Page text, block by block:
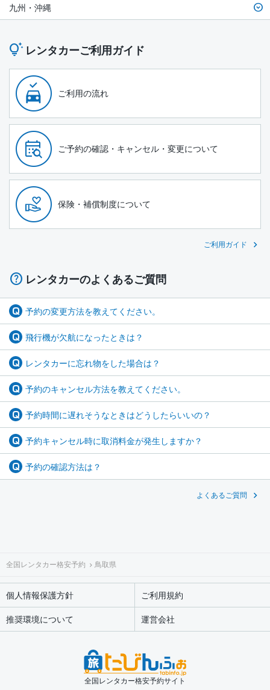
九州・沖縄
レンタカーご利用ガイド
ご利用の流れ
ご予約の確認・キャンセル・変更について
保険・補償制度について
ご利用ガイド
レンタカーのよくあるご質問
予約の変更方法を教えてください。
飛行機が欠航になったときは？
レンタカーに忘れ物をした場合は？
予約のキャンセル方法を教えてください。
予約時間に遅れそうなときはどうしたらいいの？
予約キャンセル時に取消料金が発生しますか？
予約の確認方法は？
よくあるご質問
全国レンタカー格安予約 鳥取県
個人情報保護方針
ご利用規約
推奨環境について
運営会社
全国レンタカー格安予約サイト